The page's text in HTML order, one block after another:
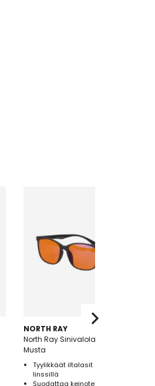
NORTH RAY
North Ray Sinivalolasit Kajo Iltalasit
Musta
Tyylikkäät iltalasit oranssilla
linssillä
Suodattaa keinotekoista sinivaloa